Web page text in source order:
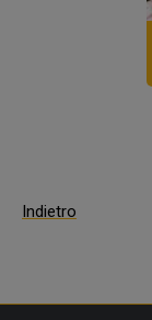
Indietro